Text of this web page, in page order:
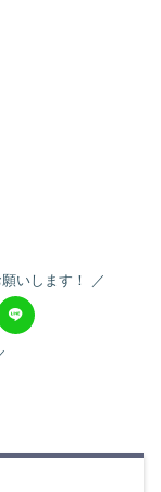
いします！